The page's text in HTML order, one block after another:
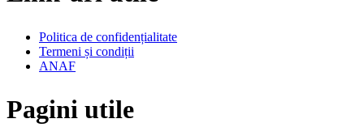
Politica de confidențialitate
Termeni și condiții
ANAF
Pagini utile